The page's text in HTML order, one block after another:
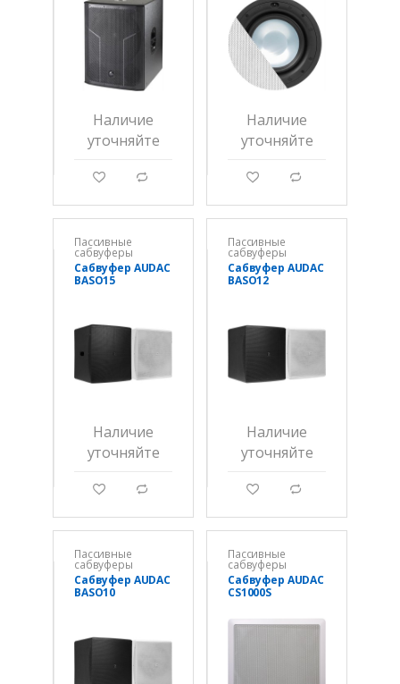
Наличие
уточняйте
g d
Наличие
уточняйте
g d
Пассивные
сабвуферы
Сабвуфер AUDAC
BASO15
Наличие
уточняйте
g d
Пассивные
сабвуферы
Сабвуфер AUDAC
BASO12
Наличие
уточняйте
g d
Пассивные
сабвуферы
Сабвуфер AUDAC
BASO10
Пассивные
сабвуферы
Сабвуфер AUDAC
CS1000S